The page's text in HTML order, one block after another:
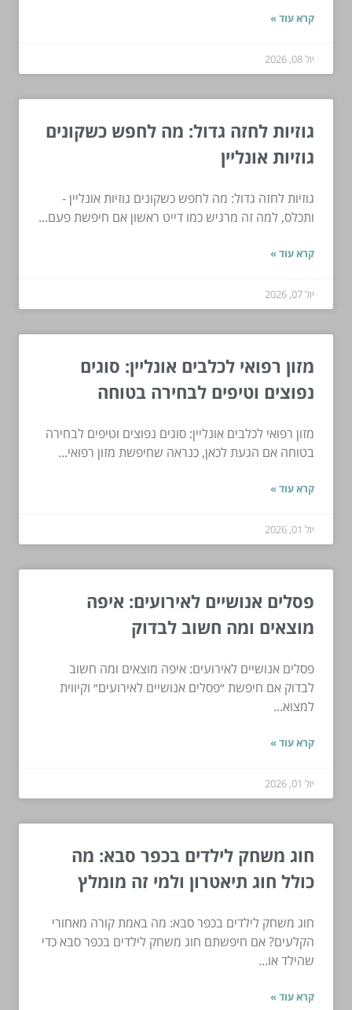
קרא עוד »
יול 08, 2026
גוזיות לחזה גדול: מה לחפש כשקונים
גוזיות אונליין
גוזיות לחזה גדול: מה לחפש כשקונים גוזיות אונליין -
ותכלס, למה זה מרגיש כמו דייט ראשון אם חיפשת פעם...
קרא עוד »
יול 07, 2026
מזון רפואי לכלבים אונליין: סוגים
נפוצים וטיפים לבחירה בטוחה
מזון רפואי לכלבים אונליין: סוגים נפוצים וטיפים לבחירה
בטוחה אם הגעת לכאן, כנראה שחיפשת מזון רפואי...
קרא עוד »
יול 01, 2026
פסלים אנושיים לאירועים: איפה
מוצאים ומה חשוב לבדוק
פסלים אנושיים לאירועים: איפה מוצאים ומה חשוב
לבדוק אם חיפשת ״פסלים אנושיים לאירועים״ וקיווית
למצוא...
קרא עוד »
יול 01, 2026
חוג משחק לילדים בכפר סבא: מה
כולל חוג תיאטרון ולמי זה מומלץ
חוג משחק לילדים בכפר סבא: מה באמת קורה מאחורי
הקלעים? אם חיפשתם חוג משחק לילדים בכפר סבא כדי
שהילד או...
קרא עוד »